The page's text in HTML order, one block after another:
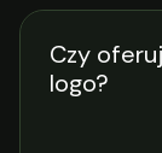
Czy
logo?